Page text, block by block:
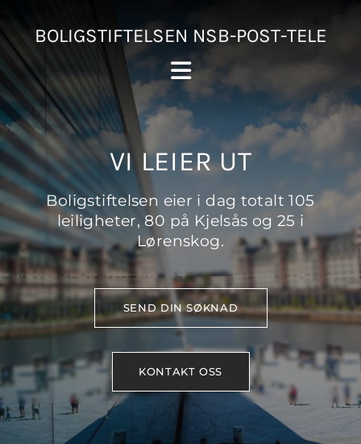
BOLIGSTIFTELSEN NSB-POST-TELE
VI LEIER UT
Boligstiftelsen eier i dag totalt 105
leiligheter, 80 på Kjelsås og 25 i
Lørenskog.
SEND DIN SØKNAD
KONTAKT OSS